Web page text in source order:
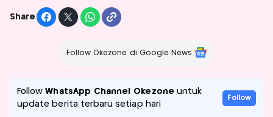
Share
Follow Okezone di Google News
FollowWhatsApp Channel Okezone untuk
update berita terbaru setiap hari
Follow